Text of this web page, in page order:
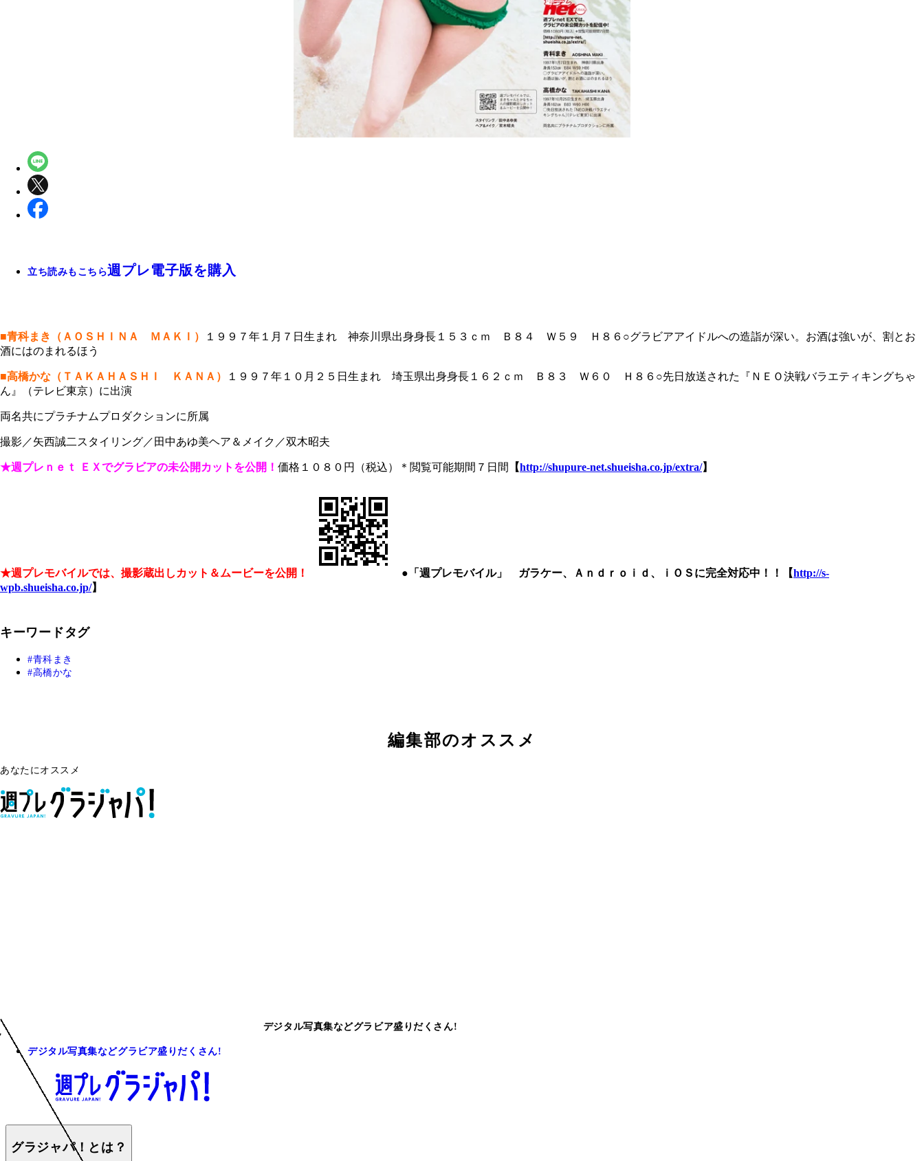
立ち読みもこちら週プレ電子版を購入
■青科まき（ＡＯＳＨＩＮＡ ＭＡＫＩ）
１９９７年１月７日生まれ 神奈川県出身身長１５３ｃｍ Ｂ８４ Ｗ５９ Ｈ８６○グラビアアイドルへの造詣が深い。お酒は強いが、割とお
酒にはのまれるほう
■高橋かな（ＴＡＫＡＨＡＳＨＩ ＫＡＮＡ）
１９９７年１０月２５日生まれ 埼玉県出身身長１６２ｃｍ Ｂ８３ Ｗ６０ Ｈ８６○先日放送された『ＮＥＯ決戦バラエティキングちゃ
ん』（テレビ東京）に出演
両名共にプラチナムプロダクションに所属
撮影／矢西誠二スタイリング／田中あゆ美ヘア＆メイク／双木昭夫
★週プレｎｅｔ ＥＸでグラビアの未公開カットを公開！ 価格１０８０円（税込）＊閲覧可能期間７日間 【http://shupure-net.shueisha.co.jp/extra/】
★週プレモバイルでは、撮影蔵出しカット＆ムービーを公開！ ●「週プレモバイル」 ガラケー、Ａｎｄｒｏｉｄ、ｉＯＳに完全対応中！！【http://s-
wpb.shueisha.co.jp/】
キーワードタグ
青科まき
高橋かな
編集部のオススメ
あなたにオススメ
デジタル写真集などグラビア盛りだくさん!
デジタル写真集などグラビア盛りだくさん!
グラジャパ！とは？